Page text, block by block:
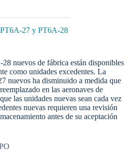
PT6A-27 y PT6A-28
nuevos de fábrica están disponibles
como unidades excedentes. La
nuevos ha disminuido a medida que
en las aeronaves de
las unidades nuevas sean cada vez
nuevas requieren una revisión
antes de su aceptación